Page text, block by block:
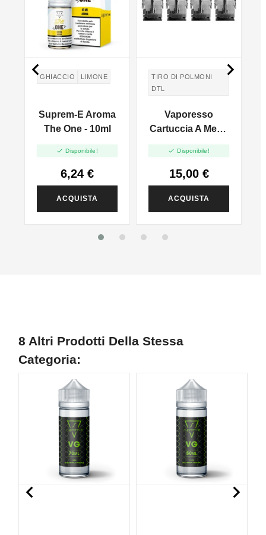
GHIACCIO LIMONE
Suprem-E Aroma
The One - 10ml
 Disponibile!
6,24 €
ACQUISTA
TIRO DI POLMONI
DTL
Vaporesso
Cartuccia A Mesh
- 3ml - 4pz
 Disponibile!
15,00 €
ACQUISTA
 
8 Altri Prodotti Della Stessa
Categoria:
 